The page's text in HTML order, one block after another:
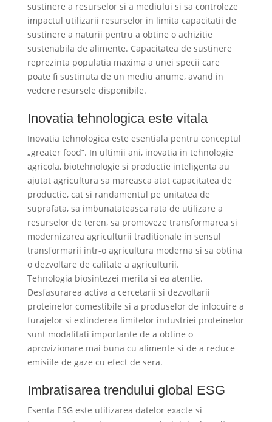
sustinere a resurselor si a mediului si sa controleze
impactul utilizarii resurselor in limita capacitatii de
sustinere a naturii pentru a obtine o achizitie
sustenabila de alimente. Capacitatea de sustinere
reprezinta populatia maxima a unei specii care
poate fi sustinuta de un mediu anume, avand in
vedere resursele disponibile.
Inovatia tehnologica este vitala
Inovatia tehnologica este esentiala pentru conceptul
„greater food”. In ultimii ani, inovatia in tehnologie
agricola, biotehnologie si productie inteligenta au
ajutat agricultura sa mareasca atat capacitatea de
productie, cat si randamentul pe unitatea de
suprafata, sa imbunatateasca rata de utilizare a
resurselor de teren, sa promoveze transformarea si
modernizarea agriculturii traditionale in sensul
transformarii intr-o agricultura moderna si sa obtina
o dezvoltare de calitate a agriculturii.
Tehnologia biosintezei merita si ea atentie.
Desfasurarea activa a cercetarii si dezvoltarii
proteinelor comestibile si a produselor de inlocuire a
furajelor si extinderea limitelor industriei proteinelor
sunt modalitati importante de a obtine o
aprovizionare mai buna cu alimente si de a reduce
emisiile de gaze cu efect de sera.
Imbratisarea trendului global ESG
Esenta ESG este utilizarea datelor exacte si